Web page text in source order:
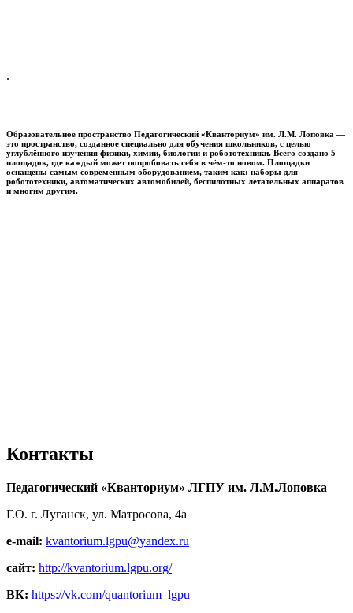
.
Образовательное пространство Педагогический «Кванториум» им. Л.М. Лоповка —
это пространство, созданное специально для обучения школьников, с целью
углублённого изучения физики, химии, биологии и робототехники. Всего создано 5
площадок, где каждый может попробовать себя в чём-то новом. Площадки
оснащены самым современным оборудованием, таким как: наборы для
робототехники, автоматических автомобилей, беспилотных летательных аппаратов
и многим другим.
Контакты
Педагогический «Кванториум» ЛГПУ им. Л.М.Лоповка
Г.О. г. Луганск, ул. Матросова, 4а
e-mail: kvantorium.lgpu@yandex.ru
сайт: http://kvantorium.lgpu.org/
ВК: https://vk.com/quantorium_lgpu